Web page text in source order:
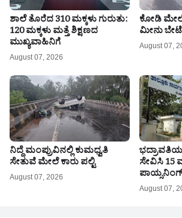
ಶಾಲೆ ತೊರೆದ 310 ಮಕ್ಕಳು ಗುರುತು:
120 ಮಕ್ಕಳು ಮತ್ತೆ ಶಿಕ್ಷಣದ
ಮುಖ್ಯವಾಹಿನಿಗೆ
August 07, 2026
ಕೋಡಿ
ಮೀನು ಬೇಟೆ
August 07,
ನಿದ್ದೆ ಮಂಪ್ರುವಿನಲ್ಲಿ ಕುಮಧ್ವತಿ
ಸೇತುವೆ ಮೇಲೆ ಕಾರು ಪಲ್ಟಿ
August 07, 2026
ಸೇವಿಸಿ 15
August 07,